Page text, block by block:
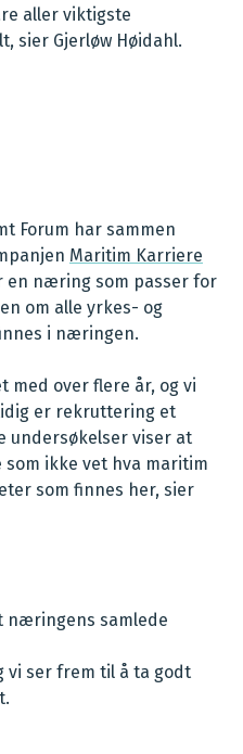
aller viktigste
sier Gjerløw Høidahl.
Forum har sammen
Maritim Karriere
en næring som passer for
om alle yrkes- og
i næringen.
med over flere år, og vi
er rekruttering et
undersøkelser viser at
ikke vet hva maritim
som finnes her, sier
næringens samlede
vi ser frem til å ta godt